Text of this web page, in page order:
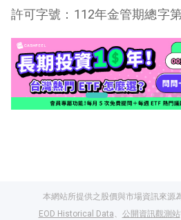
許可字號：112年金管期總字
本網站所提供之股價與市場資訊來源
EOD Historical Data、 公開資訊觀測站